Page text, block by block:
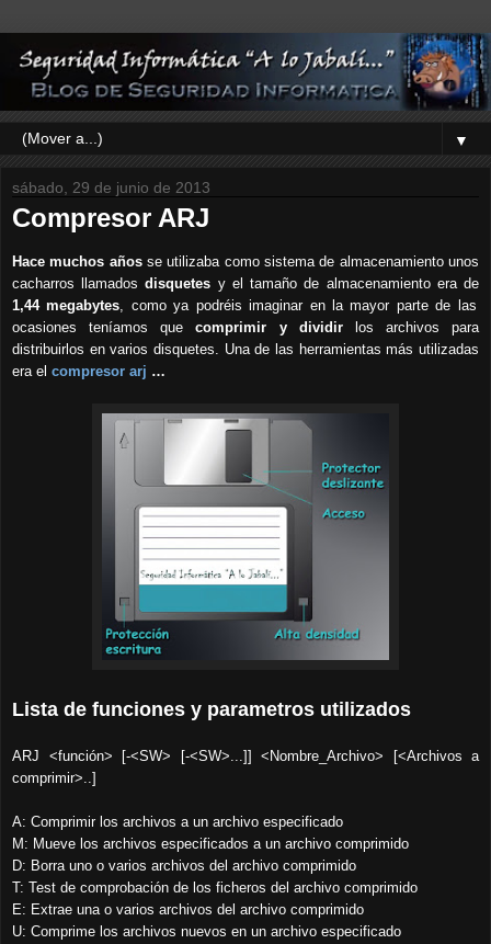
▼
sábado, 29 de junio de 2013
Compresor ARJ
Hace muchos años se utilizaba como sistema de almacenamiento unos
cacharros llamadosdisquetes y el tamaño de almacenamiento era de
1,44 megabytes, como ya podréis imaginar en la mayor parte de las
ocasiones teníamos quecomprimir y dividir
los archivos para
distribuirlos en varios disquetes. Una de las herramientas más utilizadas
era el compresor arj …
Lista de funciones y parametros utilizados
ARJ <función> [-<SW> [-<SW>...]] <Nombre_Archivo> [<Archivos a
comprimir>..]
A: Comprimir los archivos a un archivo especificado
M: Mueve los archivos especificados a un archivo comprimido
D: Borra uno o varios archivos del archivo comprimido
T: Test de comprobación de los ficheros del archivo comprimido
E: Extrae una o varios archivos del archivo comprimido
U: Comprime los archivos nuevos en un archivo especificado